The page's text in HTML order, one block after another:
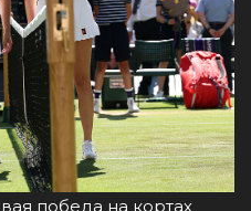
победа на кортах